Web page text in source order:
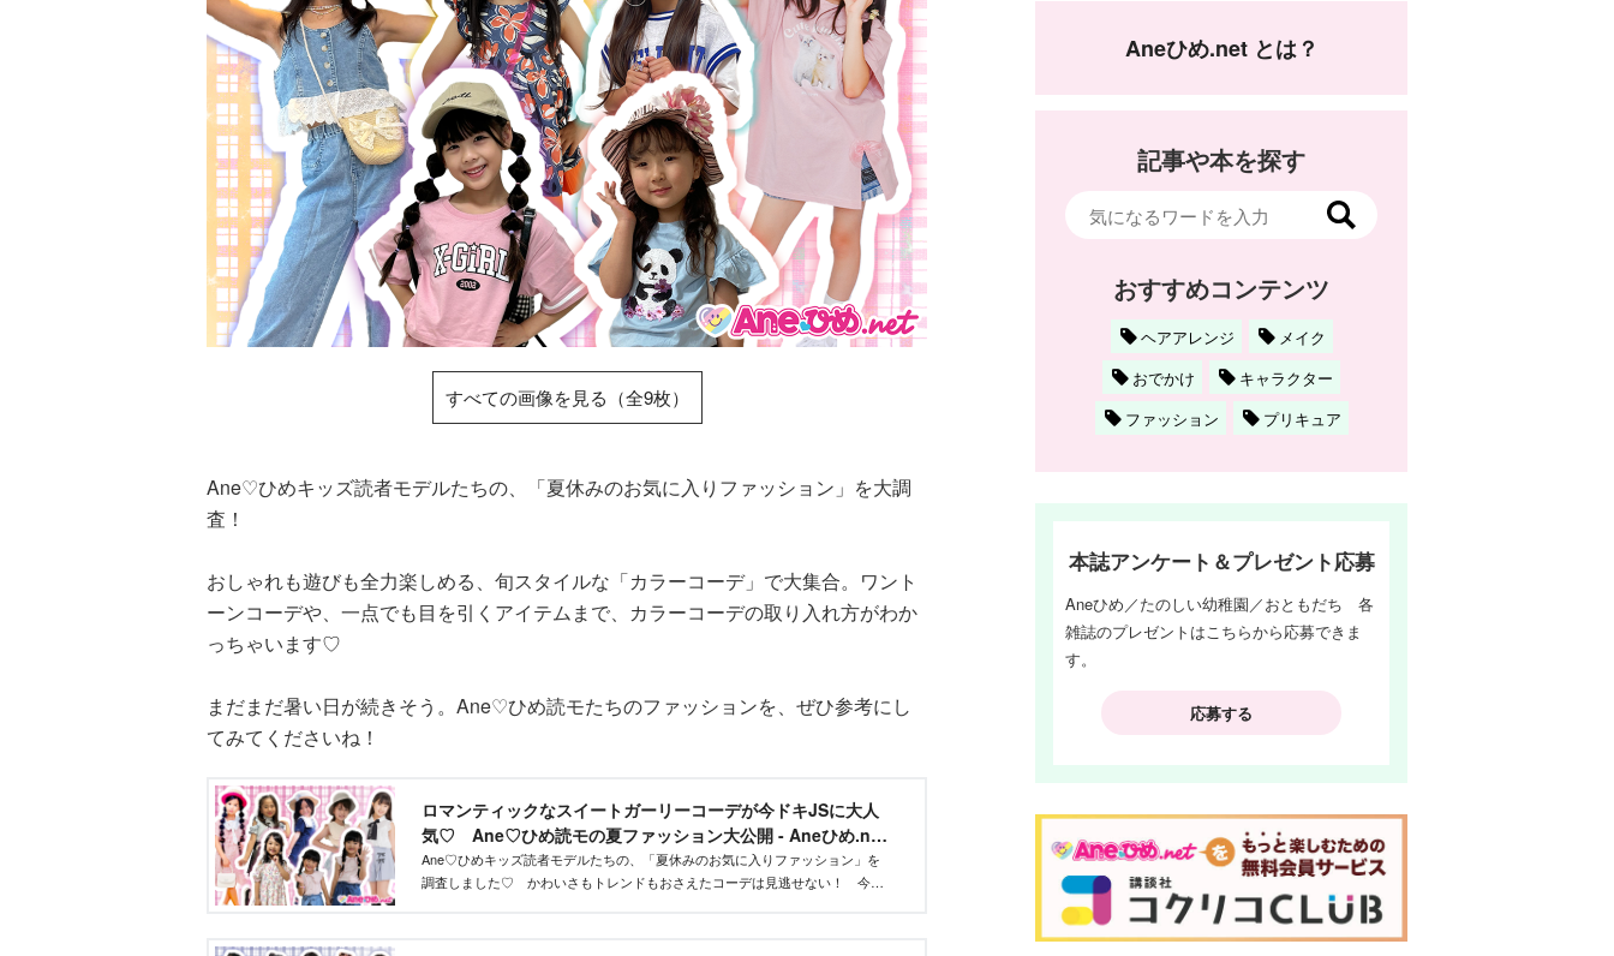
すべての画像を見る（全9枚）
Ane♡ひめキッズ読者モデルたちの、「夏休みのお気に入りファッション」を大調
査！
おしゃれも遊びも全力楽しめる、旬スタイルな「カラーコーデ」で大集合。ワント
ーンコーデや、一点でも目を引くアイテムまで、カラーコーデの取り入れ方がわか
っちゃいます♡
まだまだ暑い日が続きそう。Ane♡ひめ読モたちのファッションを、ぜひ参考にし
てみてくださいね！
ロマンティックなスイートガーリーコーデが今ドキJSに大人
気♡ Ane♡ひめ読モの夏ファッション大公開 - Aneひめ.net
｜講談社
Ane♡ひめキッズ読者モデルたちの、「夏休みのお気に入りファッション」を
調査しました♡ かわいさもトレンドもおさえたコーデは見逃せない！ 今回
Aneひめ.net とは？
記事や本を探す
おすすめコンテンツ
ヘアアレンジ
メイク
おでかけ
キャラクター
ファッション
プリキュア
本誌アンケート＆プレゼント応募
Aneひめ／たのしい幼稚園／おともだち 各
雑誌のプレゼントはこちらから応募できま
す。
応募する